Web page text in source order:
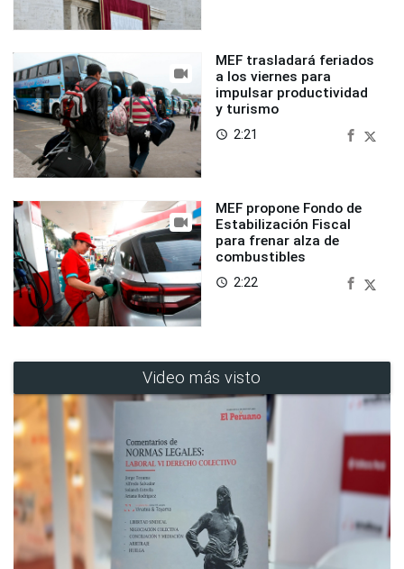
MEF trasladará feriados
a los viernes para
impulsar productividad
y turismo
access_time 2:21
MEF propone Fondo de
Estabilización Fiscal
para frenar alza de
combustibles
access_time 2:22
Video más visto